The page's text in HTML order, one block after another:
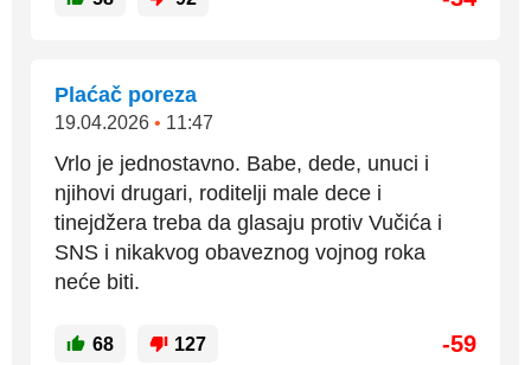
Plaćač poreza
19.04.2026 • 11:47
Vrlo je jednostavno. Babe, dede, unuci i
njihovi drugari, roditelji male dece i
tinejdžera treba da glasaju protiv Vučića i
SNS i nikakvog obaveznog vojnog roka
neće biti.
68 127 -59